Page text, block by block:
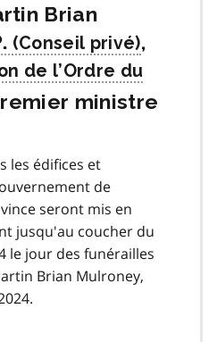
Brian
,
ministre
les édifices et
de
seront mis en
jusqu'au coucher du
le jour des funérailles
Brian Mulroney,